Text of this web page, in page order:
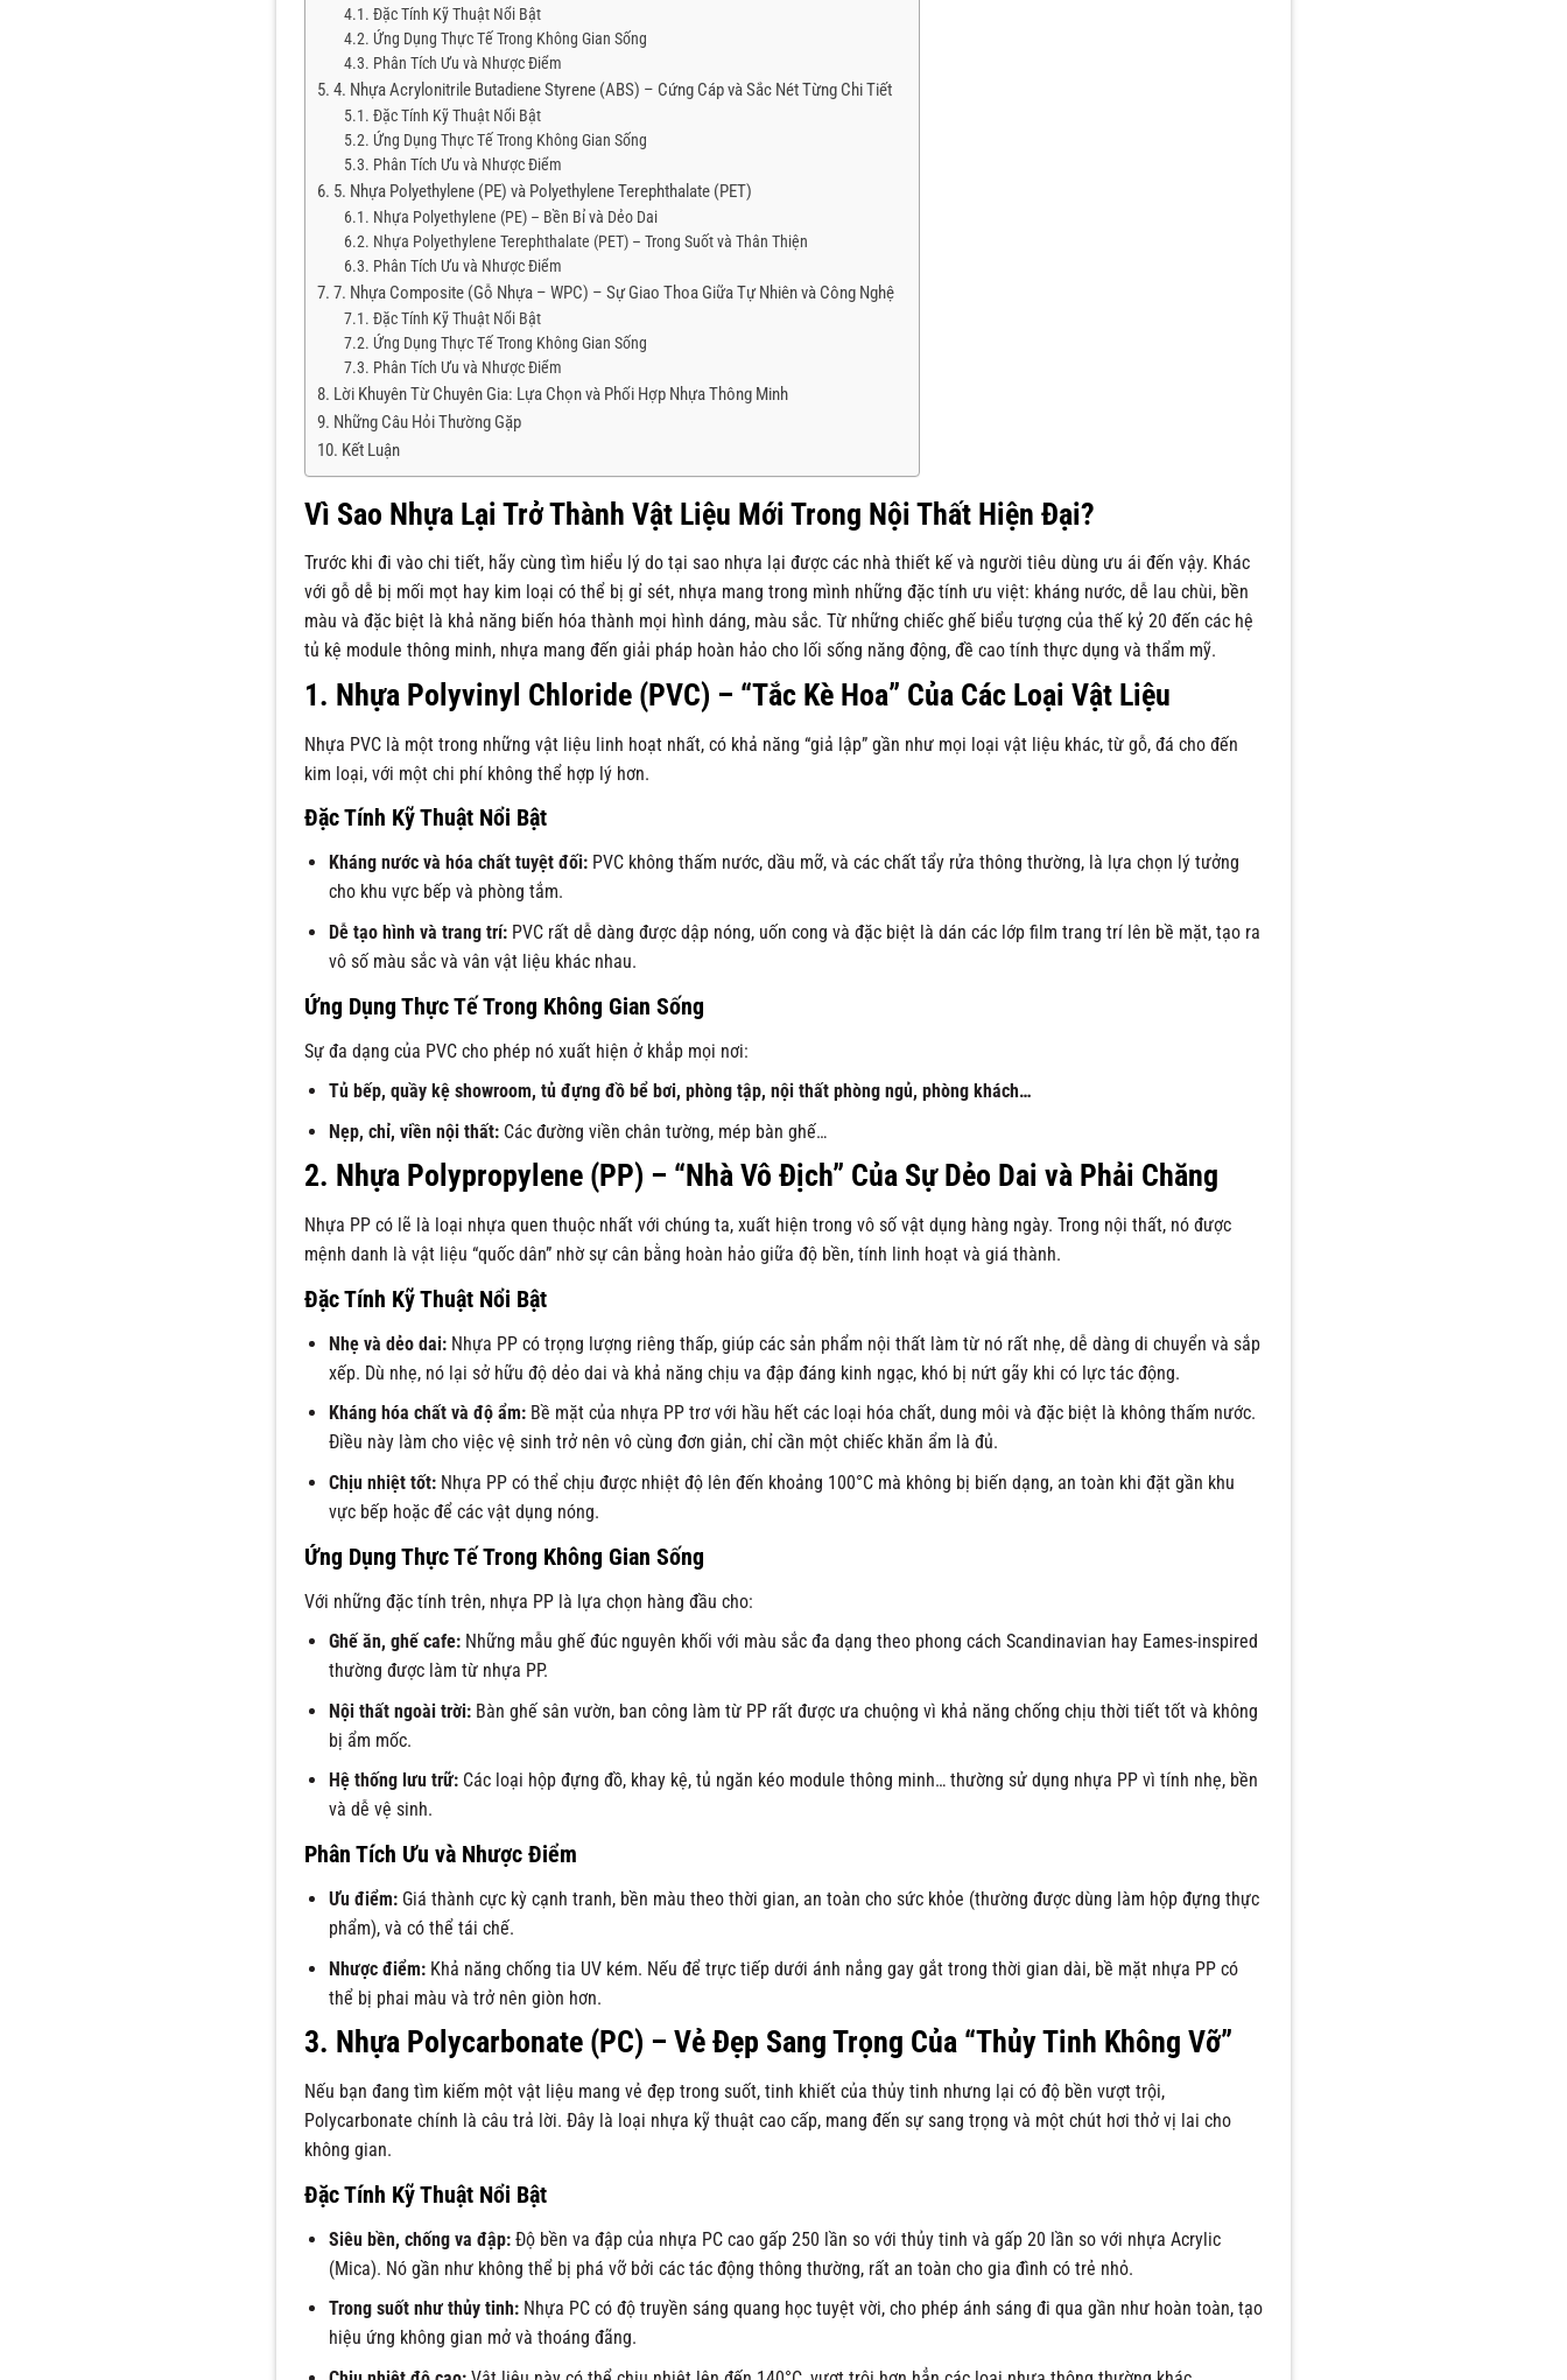
Đặc Tính Kỹ Thuật Nổi Bật
Ứng Dụng Thực Tế Trong Không Gian Sống
Phân Tích Ưu và Nhược Điểm
4. Nhựa Acrylonitrile Butadiene Styrene (ABS) – Cứng Cáp và Sắc Nét Từng Chi Tiết
Đặc Tính Kỹ Thuật Nổi Bật
Ứng Dụng Thực Tế Trong Không Gian Sống
Phân Tích Ưu và Nhược Điểm
5. Nhựa Polyethylene (PE) và Polyethylene Terephthalate (PET)
Nhựa Polyethylene (PE) – Bền Bỉ và Dẻo Dai
Nhựa Polyethylene Terephthalate (PET) – Trong Suốt và Thân Thiện
Phân Tích Ưu và Nhược Điểm
7. Nhựa Composite (Gỗ Nhựa – WPC) – Sự Giao Thoa Giữa Tự Nhiên và Công Nghệ
Đặc Tính Kỹ Thuật Nổi Bật
Ứng Dụng Thực Tế Trong Không Gian Sống
Phân Tích Ưu và Nhược Điểm
Lời Khuyên Từ Chuyên Gia: Lựa Chọn và Phối Hợp Nhựa Thông Minh
Những Câu Hỏi Thường Gặp
Kết Luận
Vì Sao Nhựa Lại Trở Thành Vật Liệu Mới Trong Nội Thất Hiện Đại?
Trước khi đi vào chi tiết, hãy cùng tìm hiểu lý do tại sao nhựa lại được các nhà thiết kế và người tiêu dùng ưu ái đến vậy. Khác
với gỗ dễ bị mối mọt hay kim loại có thể bị gỉ sét, nhựa mang trong mình những đặc tính ưu việt: kháng nước, dễ lau chùi, bền
màu và đặc biệt là khả năng biến hóa thành mọi hình dáng, màu sắc. Từ những chiếc ghế biểu tượng của thế kỷ 20 đến các hệ
tủ kệ module thông minh, nhựa mang đến giải pháp hoàn hảo cho lối sống năng động, đề cao tính thực dụng và thẩm mỹ.
1. Nhựa Polyvinyl Chloride (PVC) – “Tắc Kè Hoa” Của Các Loại Vật Liệu
Nhựa PVC là một trong những vật liệu linh hoạt nhất, có khả năng “giả lập” gần như mọi loại vật liệu khác, từ gỗ, đá cho đến
kim loại, với một chi phí không thể hợp lý hơn.
Đặc Tính Kỹ Thuật Nổi Bật
Kháng nước và hóa chất tuyệt đối:PVC không thấm nước, dầu mỡ, và các chất tẩy rửa thông thường, là lựa chọn lý tưởng
cho khu vực bếp và phòng tắm.
Dễ tạo hình và trang trí:PVC rất dễ dàng được dập nóng, uốn cong và đặc biệt là dán các lớp film trang trí lên bề mặt, tạo ra
vô số màu sắc và vân vật liệu khác nhau.
Ứng Dụng Thực Tế Trong Không Gian Sống
Sự đa dạng của PVC cho phép nó xuất hiện ở khắp mọi nơi:
Tủ bếp, quầy kệ showroom, tủ đựng đồ bể bơi, phòng tập, nội thất phòng ngủ, phòng khách…
Nẹp, chỉ, viền nội thất:Các đường viền chân tường, mép bàn ghế…
2. Nhựa Polypropylene (PP) – “Nhà Vô Địch” Của Sự Dẻo Dai và Phải Chăng
Nhựa PP có lẽ là loại nhựa quen thuộc nhất với chúng ta, xuất hiện trong vô số vật dụng hàng ngày. Trong nội thất, nó được
mệnh danh là vật liệu “quốc dân” nhờ sự cân bằng hoàn hảo giữa độ bền, tính linh hoạt và giá thành.
Đặc Tính Kỹ Thuật Nổi Bật
Nhẹ và dẻo dai:Nhựa PP có trọng lượng riêng thấp, giúp các sản phẩm nội thất làm từ nó rất nhẹ, dễ dàng di chuyển và sắp
xếp. Dù nhẹ, nó lại sở hữu độ dẻo dai và khả năng chịu va đập đáng kinh ngạc, khó bị nứt gãy khi có lực tác động.
Kháng hóa chất và độ ẩm:Bề mặt của nhựa PP trơ với hầu hết các loại hóa chất, dung môi và đặc biệt là không thấm nước.
Điều này làm cho việc vệ sinh trở nên vô cùng đơn giản, chỉ cần một chiếc khăn ẩm là đủ.
Chịu nhiệt tốt:Nhựa PP có thể chịu được nhiệt độ lên đến khoảng 100°C mà không bị biến dạng, an toàn khi đặt gần khu
vực bếp hoặc để các vật dụng nóng.
Ứng Dụng Thực Tế Trong Không Gian Sống
Với những đặc tính trên, nhựa PP là lựa chọn hàng đầu cho:
Ghế ăn, ghế cafe:Những mẫu ghế đúc nguyên khối với màu sắc đa dạng theo phong cách Scandinavian hay Eames-inspired
thường được làm từ nhựa PP.
Nội thất ngoài trời:Bàn ghế sân vườn, ban công làm từ PP rất được ưa chuộng vì khả năng chống chịu thời tiết tốt và không
bị ẩm mốc.
Hệ thống lưu trữ:Các loại hộp đựng đồ, khay kệ, tủ ngăn kéo module thông minh… thường sử dụng nhựa PP vì tính nhẹ, bền
và dễ vệ sinh.
Phân Tích Ưu và Nhược Điểm
Ưu điểm:Giá thành cực kỳ cạnh tranh, bền màu theo thời gian, an toàn cho sức khỏe (thường được dùng làm hộp đựng thực
phẩm), và có thể tái chế.
Nhược điểm:Khả năng chống tia UV kém. Nếu để trực tiếp dưới ánh nắng gay gắt trong thời gian dài, bề mặt nhựa PP có
thể bị phai màu và trở nên giòn hơn.
3. Nhựa Polycarbonate (PC) – Vẻ Đẹp Sang Trọng Của “Thủy Tinh Không Vỡ”
Nếu bạn đang tìm kiếm một vật liệu mang vẻ đẹp trong suốt, tinh khiết của thủy tinh nhưng lại có độ bền vượt trội,
Polycarbonate chính là câu trả lời. Đây là loại nhựa kỹ thuật cao cấp, mang đến sự sang trọng và một chút hơi thở vị lai cho
không gian.
Đặc Tính Kỹ Thuật Nổi Bật
Siêu bền, chống va đập:Độ bền va đập của nhựa PC cao gấp 250 lần so với thủy tinh và gấp 20 lần so với nhựa Acrylic
(Mica). Nó gần như không thể bị phá vỡ bởi các tác động thông thường, rất an toàn cho gia đình có trẻ nhỏ.
Trong suốt như thủy tinh:Nhựa PC có độ truyền sáng quang học tuyệt vời, cho phép ánh sáng đi qua gần như hoàn toàn, tạo
hiệu ứng không gian mở và thoáng đãng.